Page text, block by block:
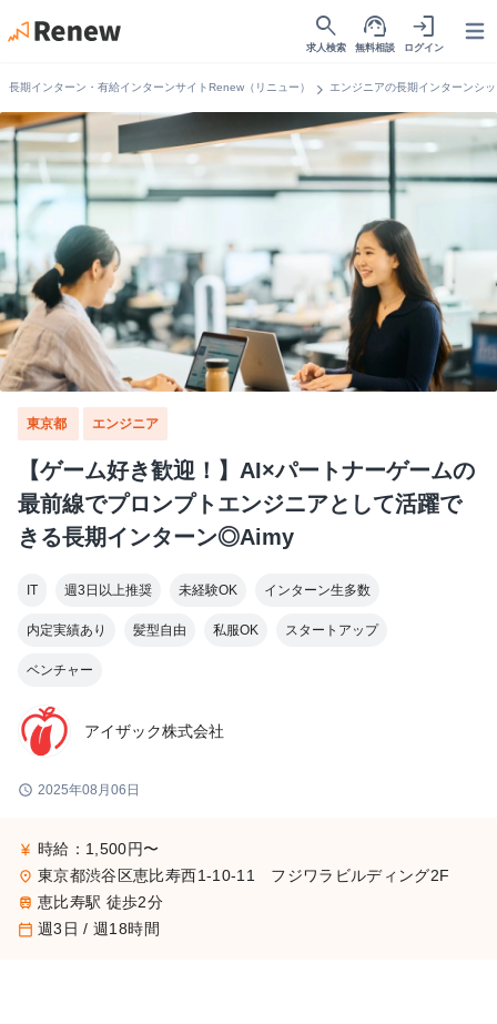
search
求人検索
support_agent
無料相談
login
ログイン
長期インターン・有給インターンサイトRenew（リニュー） chevron_right エンジニアの長期インターンシ
東京都 エンジニア
【ゲーム好き歓迎！】AI×パートナーゲームの
最前線でプロンプトエンジニアとして活躍で
きる長期インターン◎Aimy
IT 週3日以上推奨 未経験OK インターン生多数
内定実績あり 髪型自由 私服OK スタートアップ
ベンチャー
アイザック株式会社
schedule 2025年08月06日
currency_yen 時給：1,500円〜
place 東京都渋谷区恵比寿西1-10-11 フジワラビルディング2F
train 恵比寿駅 徒歩2分
calendar_today 週3日 / 週18時間